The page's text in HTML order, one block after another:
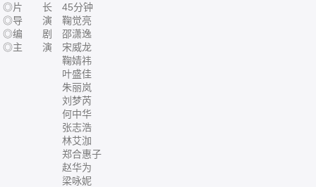
◎片 长 45分钟
◎导 演 鞠觉亮
◎编 剧 邵潇逸
◎主 演 宋威龙
鞠婧祎
叶盛佳
朱丽岚
刘梦芮
何中华
张志浩
林艾泇
郑合惠子
赵华为
梁咏妮